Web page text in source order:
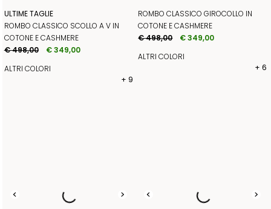
ULTIME TAGLIE
ROMBO CLASSICO SCOLLO A V IN
COTONE E CASHMERE
€ 498,00
€ 349,00
ALTRI COLORI
+ 9
ROMBO CLASSICO GIROCOLLO IN
COTONE E CASHMERE
€ 498,00
€ 349,00
ALTRI COLORI
+ 6